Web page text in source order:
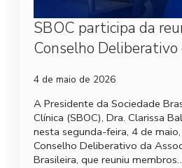
SBOC participa da
Conselho Deliberativo
4 de maio de 2026
A Presidente da Sociedade
Clínica (SBOC), Dra. Clarissa
nesta segunda-feira, 4 de
Conselho Deliberativo da
Brasileira, que reuniu